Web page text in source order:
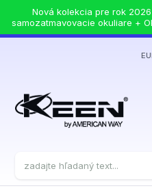
Nová kolekcia pre rok
samozatmavovacie okuliare +